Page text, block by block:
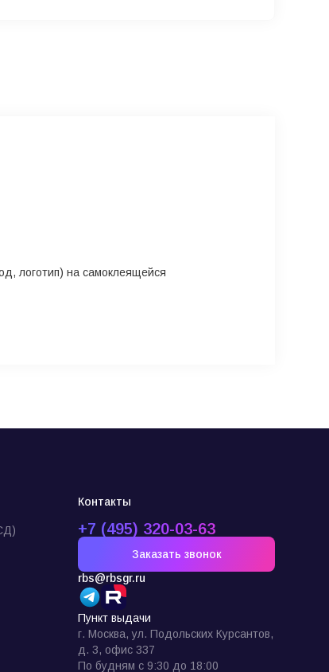
логотип) на самоклеящейся
Контакты
+7 (495) 320-03-63
Заказать звонок
rbs@rbsgr.ru
Пункт выдачи
г. Москва, ул. Подольских Курсантов,
д. 3, офис 337
По будням с 9:30 до 18:00